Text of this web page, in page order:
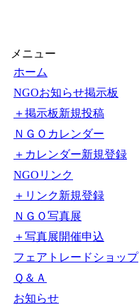
メニュー
ホーム
NGOお知らせ掲示板
＋掲示板新規投稿
ＮＧＯカレンダー
＋カレンダー新規登録
NGOリンク
＋リンク新規登録
ＮＧＯ写真展
＋写真展開催申込
フェアトレードショップ
Ｑ＆Ａ
お知らせ